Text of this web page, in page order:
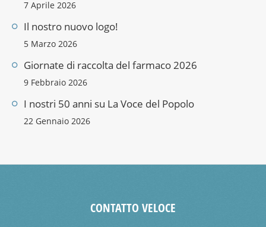
7 Aprile 2026
Il nostro nuovo logo!
5 Marzo 2026
Giornate di raccolta del farmaco 2026
9 Febbraio 2026
I nostri 50 anni su La Voce del Popolo
22 Gennaio 2026
CONTATTO VELOCE